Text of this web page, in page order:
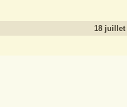
18 juillet